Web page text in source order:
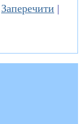
Заперечити |